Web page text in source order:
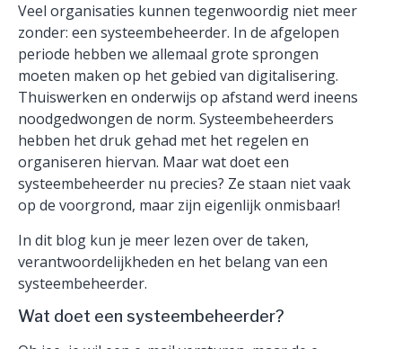
Veel organisaties kunnen tegenwoordig niet meer
zonder: een systeembeheerder. In de afgelopen
periode hebben we allemaal grote sprongen
moeten maken op het gebied van digitalisering.
Thuiswerken en onderwijs op afstand werd ineens
noodgedwongen de norm. Systeembeheerders
hebben het druk gehad met het regelen en
organiseren hiervan. Maar wat doet een
systeembeheerder nu precies? Ze staan niet vaak
op de voorgrond, maar zijn eigenlijk onmisbaar!
In dit blog kun je meer lezen over de taken,
verantwoordelijkheden en het belang van een
systeembeheerder.
Wat doet een systeembeheerder?